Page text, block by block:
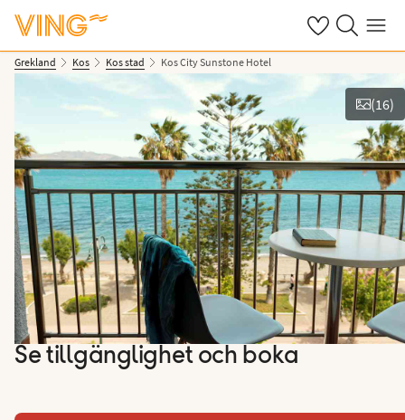
Se dinaSök på ving.se
Meny
Grekland Kos Kos stad Kos City Sunstone Hotel
Se bilder & film
(16)
Se tillgänglighet och boka